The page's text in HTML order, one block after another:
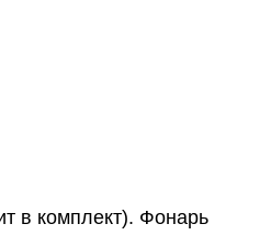
в комплект). Фонарь